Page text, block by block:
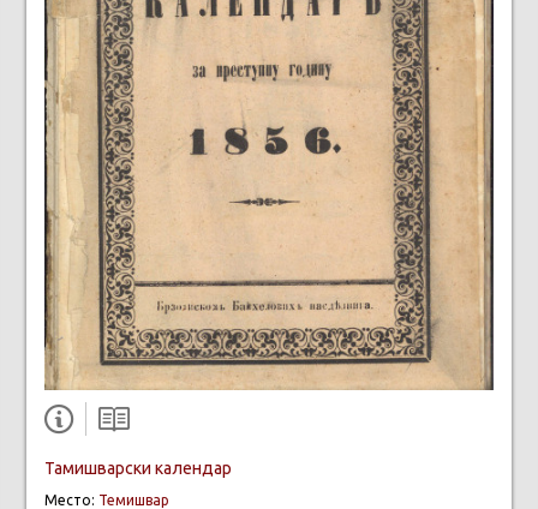
Тамишварски календар
Место: Темишвар